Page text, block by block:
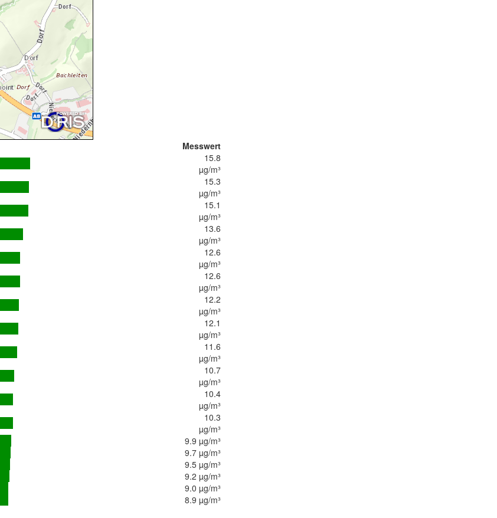
Messwert
15.8
µg/m³
15.3
µg/m³
15.1
µg/m³
13.6
µg/m³
12.6
µg/m³
12.6
µg/m³
12.2
µg/m³
12.1
µg/m³
11.6
µg/m³
10.7
µg/m³
10.4
µg/m³
10.3
µg/m³
9.9 µg/m³
9.7 µg/m³
9.5 µg/m³
9.2 µg/m³
9.0 µg/m³
8.9 µg/m³